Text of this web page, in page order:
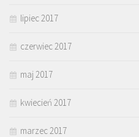
lipiec 2017
czerwiec 2017
maj 2017
kwiecień 2017
marzec 2017